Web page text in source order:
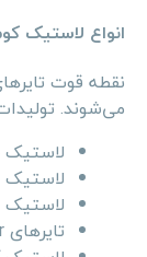
انواع لاستیک
نقطه قوت
می‌شوند.
لاستیک
لاستیک
تایرهای SUV/Crossover